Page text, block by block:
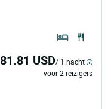
81.81 USD/ 1 nacht
voor 2 reizigers